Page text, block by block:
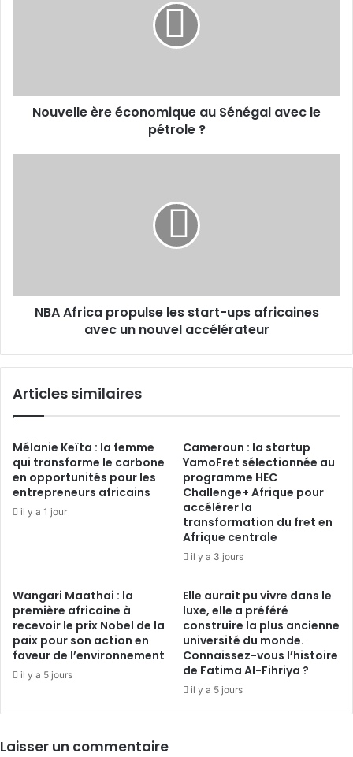
?
Nouvelle ère économique au Sénégal avec le
pétrole ?
un
nouvelNBA Africa propulse les start-ups africaines
avec un nouvel accélérateur
Articles similaires
Mélanie Keïta : la femme
qui transforme le carbone
en opportunités pour les
entrepreneurs africains
il y a 1 jour
Cameroun : la startup
YamoFret sélectionnée au
programme HEC
Challenge+ Afrique pour
accélérer la
transformation du fret en
Afrique centrale
il y a 3 jours
Wangari Maathai : la
première africaine à
recevoir le prix Nobel de la
paix pour son action en
faveur de l’environnement
il y a 5 jours
Elle aurait pu vivre dans le
luxe, elle a préféré
construire la plus ancienne
université du monde.
Connaissez-vous l’histoire
de Fatima Al-Fihriya ?
il y a 5 jours
Laisser un commentaire